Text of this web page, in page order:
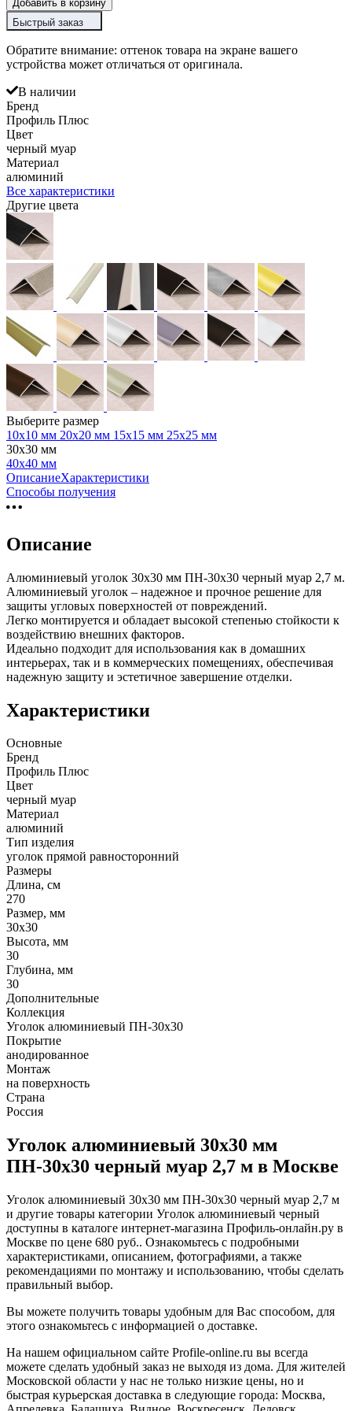
Добавить в корзину
Быстрый заказ
Обратите внимание: оттенок товара на экране вашего
устройства может отличаться от оригинала.
В наличии
Бренд
Профиль Плюс
Цвет
черный муар
Материал
алюминий
Все характеристики
Другие цвета
Выберите размер
10х10 мм 20х20 мм 15х15 мм 25х25 мм
30х30 мм
40х40 мм
ОписаниеХарактеристики
Способы получения
Описание
Алюминиевый уголок 30х30 мм ПН-30х30 черный муар 2,7 м.
Алюминиевый уголок – надежное и прочное решение для
защиты угловых поверхностей от повреждений.
Легко монтируется и обладает высокой степенью стойкости к
воздействию внешних факторов.
Идеально подходит для использования как в домашних
интерьерах, так и в коммерческих помещениях, обеспечивая
надежную защиту и эстетичное завершение отделки.
Характеристики
Основные
Бренд
Профиль Плюс
Цвет
черный муар
Материал
алюминий
Тип изделия
уголок прямой равносторонний
Размеры
Длина, см
270
Размер, мм
30х30
Высота, мм
30
Глубина, мм
30
Дополнительные
Коллекция
Уголок алюминиевый ПН-30х30
Покрытие
анодированное
Монтаж
на поверхность
Страна
Россия
Уголок алюминиевый 30х30 мм
ПН-30х30 черный муар 2,7 м в Москве
Уголок алюминиевый 30х30 мм ПН-30х30 черный муар 2,7 м
и другие товары категории Уголок алюминиевый черный
доступны в каталоге интернет-магазина Профиль-онлайн.ру в
Москве по цене 680 руб.. Ознакомьтесь с подробными
характеристиками, описанием, фотографиями, а также
рекомендациями по монтажу и использованию, чтобы сделать
правильный выбор.
Вы можете получить товары удобным для Вас способом, для
этого ознакомьтесь с информацией о доставке.
На нашем официальном сайте Profile-online.ru вы всегда
можете сделать удобный заказ не выходя из дома. Для жителей
Московской области у нас не только низкие цены, но и
быстрая курьерская доставка в следующие города: Москва,